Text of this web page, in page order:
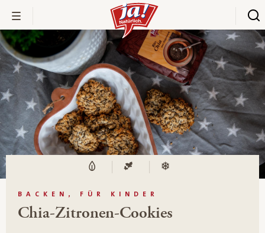
BACKEN, FÜR KINDER
Chia-Zitronen-Cookies